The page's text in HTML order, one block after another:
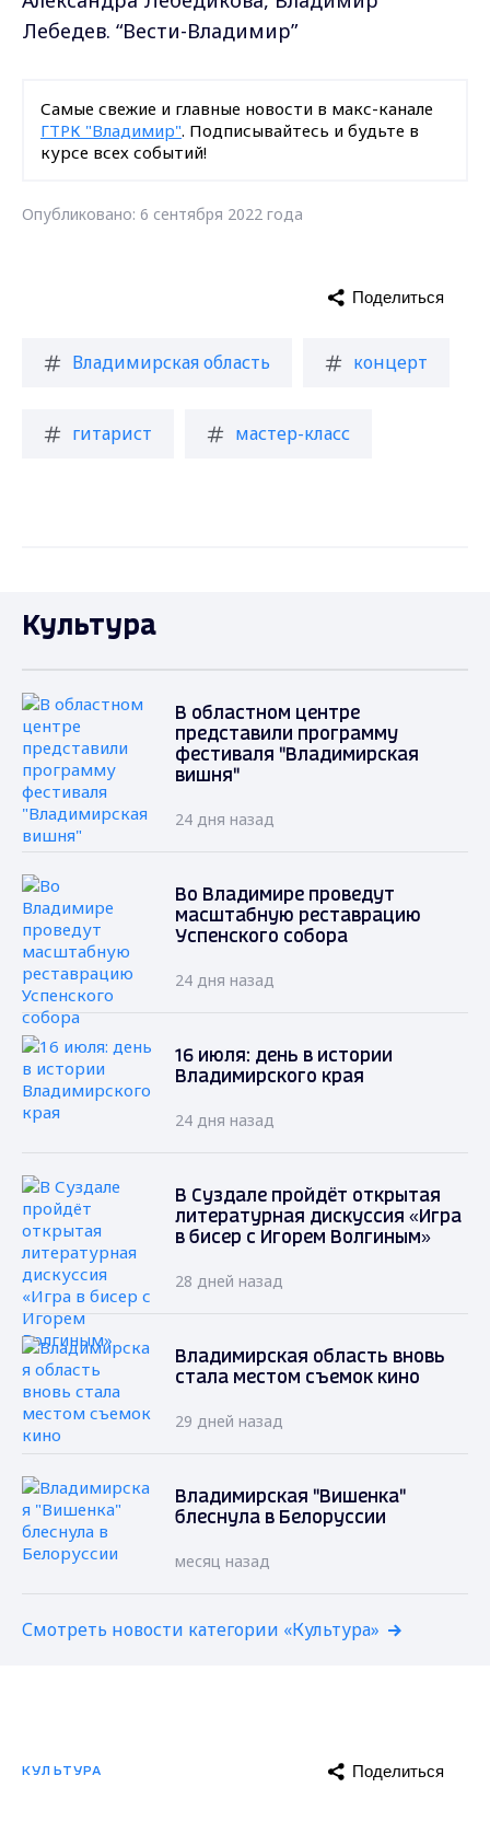
Лебедев. “Вести-Владимир”
Самые свежие и главные новости в макс-канале
ГТРК "Владимир". Подписывайтесь и будьте в
курсе всех событий!
Опубликовано: 6 сентября 2022 года
Владимирская область концерт
гитарист мастер-класс
Поделиться
Культура
В областном центре
представили программу
фестиваля "Владимирская
вишня"
24 дня назад
Во Владимире проведут
масштабную реставрацию
Успенского собора
24 дня назад
16 июля: день в истории
Владимирского края
24 дня назад
В Суздале пройдёт открытая
литературная дискуссия «Игра
в бисер с Игорем Волгиным»
28 дней назад
Владимирская область вновь
стала местом съемок кино
29 дней назад
Владимирская "Вишенка"
блеснула в Белоруссии
месяц назад
Смотреть новости категории «Культура»
КУЛЬТУРА Поделиться